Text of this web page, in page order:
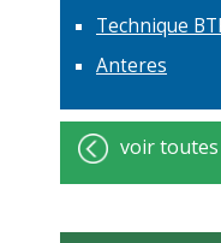
Technique
Anteres
voir